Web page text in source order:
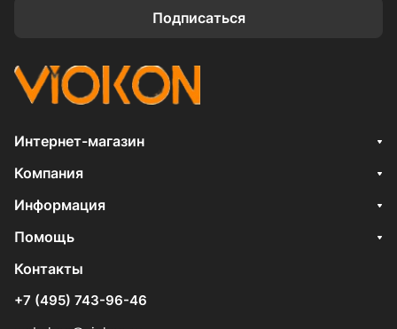
Подписаться
Интернет-магазин
Компания
Информация
Помощь
Контакты
+7 (495) 743-96-46